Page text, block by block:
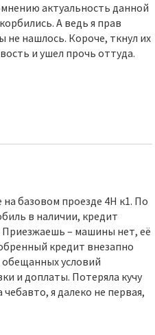
актуальность данной
А ведь я прав
нашлось. Короче, ткнул их
и ушел прочь оттуда.
базовом проезде 4Н к1. По
в наличии, кредит
Приезжаешь – машины нет, её
кредит внезапно
обещанных условий
и доплаты. Потеряла кучу
я далеко не первая,